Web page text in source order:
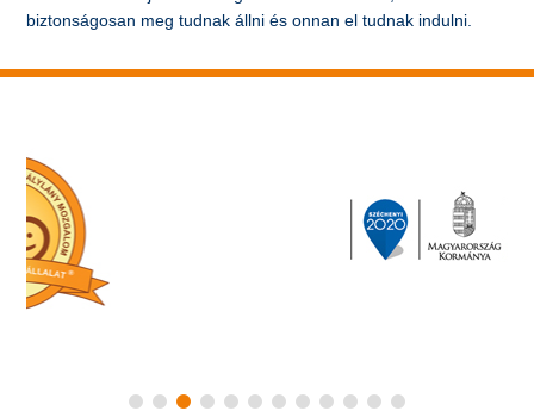
biztonságosan meg tudnak állni és onnan el tudnak indulni.